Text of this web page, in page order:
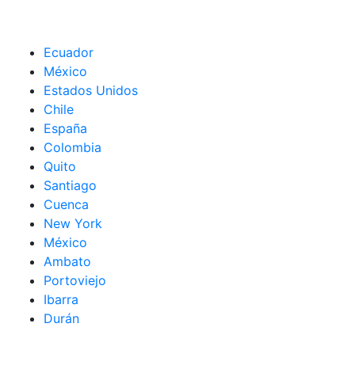
Ecuador
México
Estados Unidos
Chile
España
Colombia
Quito
Santiago
Cuenca
New York
México
Ambato
Portoviejo
Ibarra
Durán